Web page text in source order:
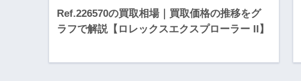
Ref.226570の買取相場｜買取価格の推移をグ
ラフで解説【ロレックスエクスプローラー II】